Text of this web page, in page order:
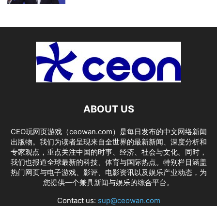
ABOUT US
CEO玩网页游戏（ceowan.com）是每日发布的中文网络新闻
出版物。我们为读者呈现来自全世界的最新新闻、深度分析和
专家观点，重点关注中国的时事、经济、社会与文化。同时，
我们也报道全球最新的科技、体育与国际热点。特别栏目涵盖
热门网页与电子游戏、影评、电影资讯以及娱乐产业动态，为
您提供一个兼具新闻与娱乐的综合平台。
Contact us: sup@ceowan.com